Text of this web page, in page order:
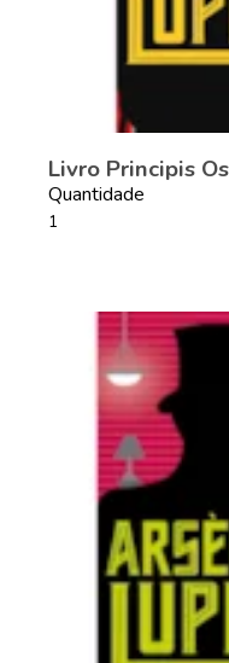
Livro Principis
Quantidade